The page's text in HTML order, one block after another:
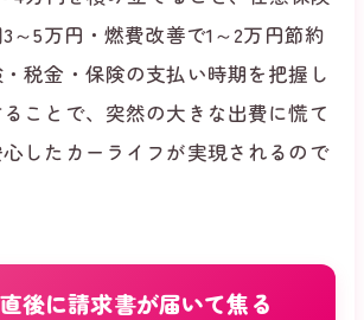
～5万円・燃費改善で1～2万円節約
税金・保険の支払い時期を把握し
ことで、突然の大きな出費に慌て
したカーライフが実現されるので
後に請求書が届いて焦る